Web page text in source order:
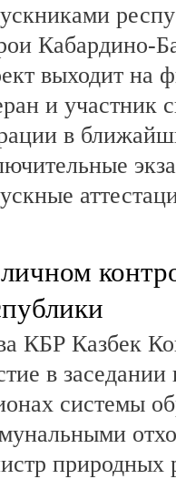
Кабардино-
выходит на
и участник
в
КБР Казбек
в
системы
природных